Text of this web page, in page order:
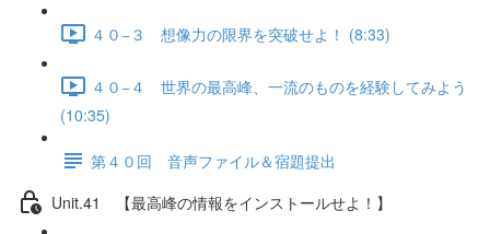
４０−３ 想像力の限界を突破せよ！ (8:33)
４０−４ 世界の最高峰、一流のものを経験してみよう
(10:35)
第４０回 音声ファイル＆宿題提出
Unit.41 【最高峰の情報をインストールせよ！】